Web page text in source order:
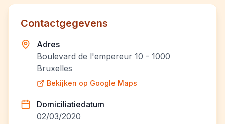
Contactgegevens
Adres
Boulevard de l'empereur 10 - 1000
Bruxelles
Bekijken op Google Maps
Domiciliatiedatum
02/03/2020